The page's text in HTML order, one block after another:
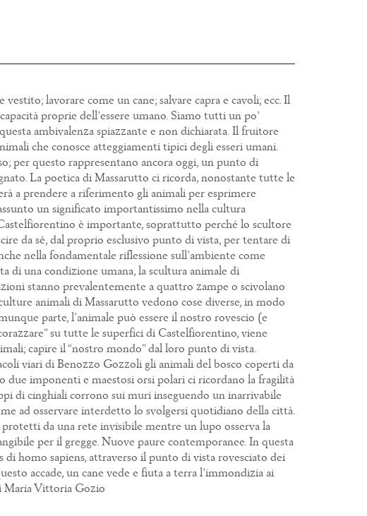
lavorare come un cane; salvare capra e cavoli; ecc. Il
proprie dell’essere umano. Siamo tutti un po’
ambivalenza spiazzante e non dichiarata. Il fruitore
che conosce atteggiamenti tipici degli esseri umani.
per questo rappresentano ancora oggi, un punto di
La poetica di Massarutto ci ricorda, nonostante tutte le
a prendere a riferimento gli animali per esprimere
un significato importantissimo nella cultura
è importante, soprattutto perché lo scultore
da sé, dal proprio esclusivo punto di vista, per tentare di
nella fondamentale riflessione sull'ambiente come
di una condizione umana, la scultura animale di
stanno prevalentemente a quattro zampe o scivolano
animali di Massarutto vedono cose diverse, in modo
parte, l'animale può essere il nostro rovescio (e
su tutte le superfici di Castelfiorentino, viene
capire il “nostro mondo” dal loro punto di vista.
viari di Benozzo Gozzoli gli animali del bosco coperti da
due imponenti e maestosi orsi polari ci ricordano la fragilità
di cinghiali corrono sui muri inseguendo un inarrivabile
ad osservare interdetto lo svolgersi quotidiano della città.
da una rete invisibile mentre un lupo osserva la
per il gregge. Nuove paure contemporanee. In questa
homo sapiens, attraverso il punto di vista rovesciato dei
accade, un cane vede e fiuta a terra l’immondizia ai
Maria Vittoria Gozio